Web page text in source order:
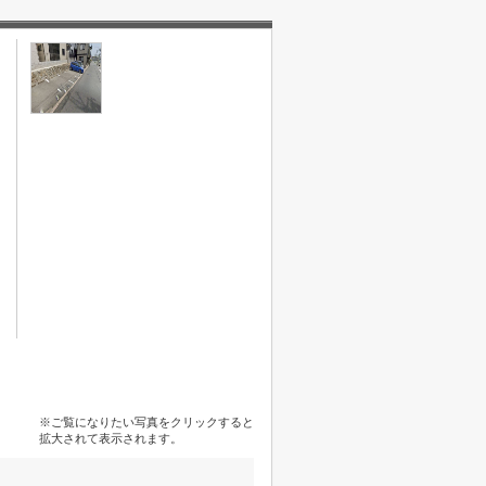
※ご覧になりたい写真をクリックすると
拡大されて表示されます。